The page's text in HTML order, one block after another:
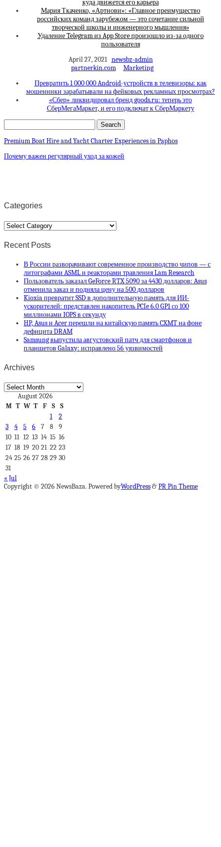
куда движется его карьера
Мария Ткаченко, «Артнови»: «Главное преимущество
российских команд зарубежом — это сочетание сильной
творческой школы и инженерного мышления»
Удаление Telegram из App Store произошло из-за одного
пользователя
April 27, 2021 newsbz-admin
partnerkin.com
Marketing
Превратить 1 000 000 Android-устройств в телевизоры: как
мошенники зарабатывали на фейковых рекламных просмотрах?
«Сбер» ликвидировал бренд goods.ru: теперь это
СберМегаМаркет, и его подключат к СберМаркету
Premium Boat Hire and Yacht Charter Experiences in Paphos
Почему важен регулярный уход за кожей
Categories
Categories
Recent Posts
В России разворачивают современное производство чипов — с
литографами ASML и реакторами травления Lam Research
Пользователь заказал GeForce RTX 5090 за 4430 долларов: Asus
отменила заказ и подняла цену на 500 долларов
Kioxia превратит SSD в дополнительную память для ИИ-
ускорителей: представлен накопитель PCIe 6.0 GP1 со 100
миллионами IOPS в секунду
HP, Asus и Acer перешли на китайскую память CXMT на фоне
дефицита DRAM
Samsung выпустила августовский патч для смартфонов и
планшетов Galaxy: исправлено 56 уязвимостей
Archives
Archives
August 2026
M T W T F S
S
1
2
3
4 5 6 7 8
9
10 11 12 13 14 15 16
17 18 19 20 21 22 23
24 25 26 27 28 29 30
31
« Jul
Copyright © 2026 NewsBaza. Powered byWordPress&PR Pin Theme